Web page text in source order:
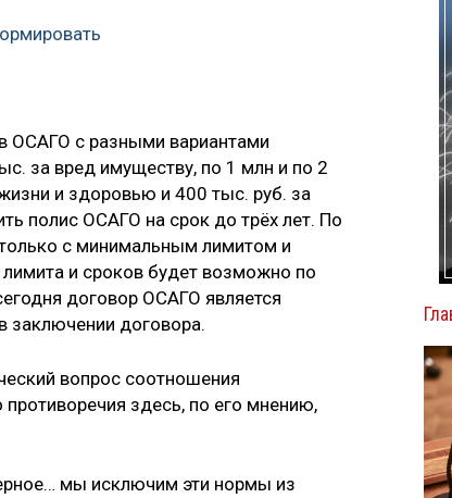
ОСАГО с разными вариантами
за вред имуществу, по 1 млн и по 2
и здоровью и 400 тыс. руб. за
полис ОСАГО на срок до трёх лет. По
с минимальным лимитом и
и сроков будет возможно по
договор ОСАГО является
заключении договора.
вопрос соотношения
здесь, по его мнению,
мы исключим эти нормы из